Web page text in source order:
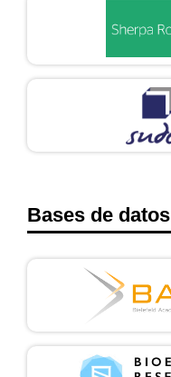
Bases de datos